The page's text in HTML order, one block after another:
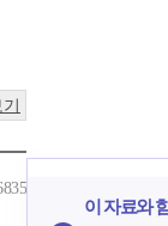
이 자료와